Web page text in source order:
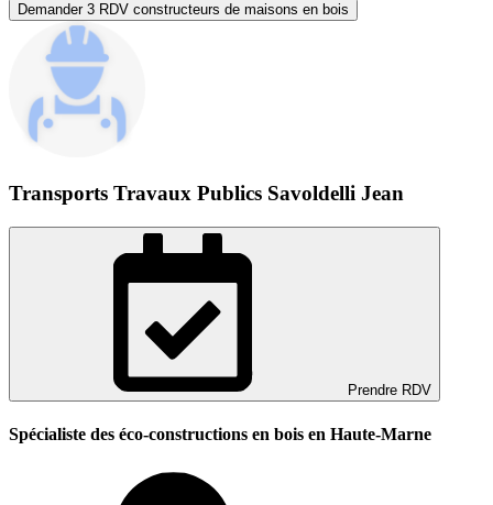
Demander 3 RDV constructeurs de maisons en bois
Transports Travaux Publics Savoldelli Jean
Prendre RDV
Spécialiste des éco-constructions en bois en Haute-Marne